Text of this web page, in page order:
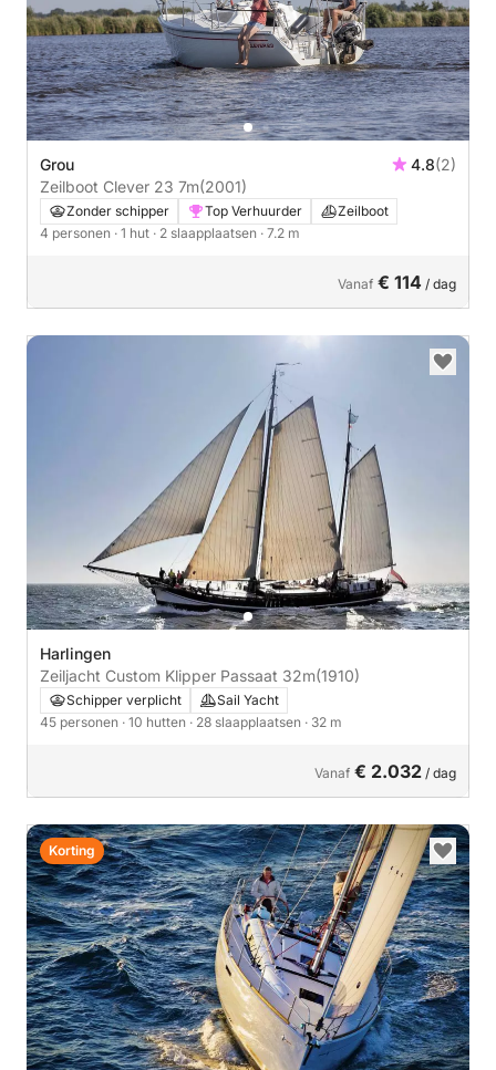
Grou 4.8(2)
Zeilboot Clever 23 7m(2001)
Zonder schipper Top Verhuurder
Zeilboot
4 personen · 1 hut · 2 slaapplaatsen · 7.2 m
Vanaf € 114 / dag
Harlingen
Zeiljacht Custom Klipper Passaat 32m(1910)
Schipper verplicht
Sail Yacht
45 personen · 10 hutten · 28 slaapplaatsen · 32 m
Vanaf € 2.032 / dag
Korting